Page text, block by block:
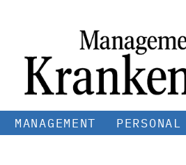
MANAGEMENT PERSONAL